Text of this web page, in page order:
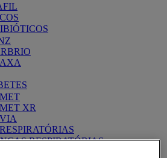
XR
RESPIRATÓRIAS